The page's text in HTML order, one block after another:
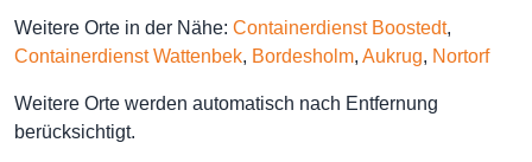
Weitere Orte in der Nähe: Containerdienst Boostedt,
Containerdienst Wattenbek, Bordesholm, Aukrug, Nortorf
Weitere Orte werden automatisch nach Entfernung
berücksichtigt.